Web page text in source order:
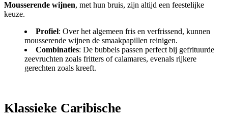
Mousserende wijnen, met hun bruis, zijn altijd een feestelijke
keuze.
Profiel: Over het algemeen fris en verfrissend, kunnen
mousserende wijnen de smaakpapillen reinigen.
Combinaties: De bubbels passen perfect bij gefrituurde
zeevruchten zoals fritters of calamares, evenals rijkere
gerechten zoals kreeft.
Klassieke Caribische